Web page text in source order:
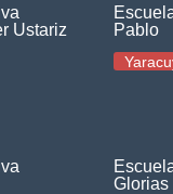
Ustariz
Pablo
Glorias